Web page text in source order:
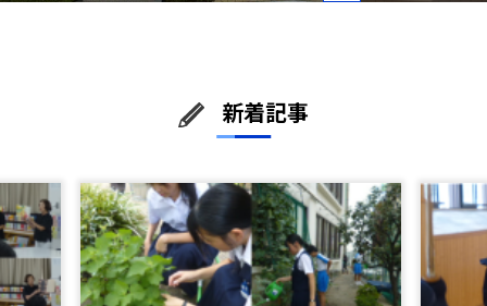
新着記事